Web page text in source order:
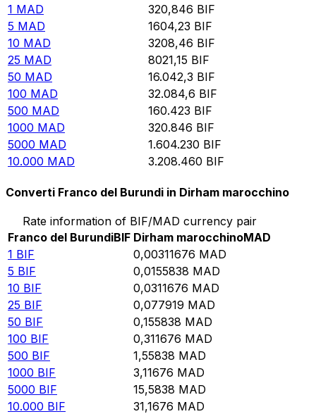
1 MAD 320,846 BIF
5 MAD 1604,23 BIF
10 MAD 3208,46 BIF
25 MAD 8021,15 BIF
50 MAD 16.042,3 BIF
100 MAD 32.084,6 BIF
500 MAD 160.423 BIF
1000 MAD 320.846 BIF
5000 MAD 1.604.230 BIF
10.000 MAD 3.208.460 BIF
Converti Franco del Burundi in Dirham marocchino
Rate information of BIF/MAD currency pair
Franco del BurundiBIF Dirham marocchinoMAD
1 BIF 0,00311676 MAD
5 BIF 0,0155838 MAD
10 BIF 0,0311676 MAD
25 BIF 0,077919 MAD
50 BIF 0,155838 MAD
100 BIF 0,311676 MAD
500 BIF 1,55838 MAD
1000 BIF 3,11676 MAD
5000 BIF 15,5838 MAD
10.000 BIF 31,1676 MAD